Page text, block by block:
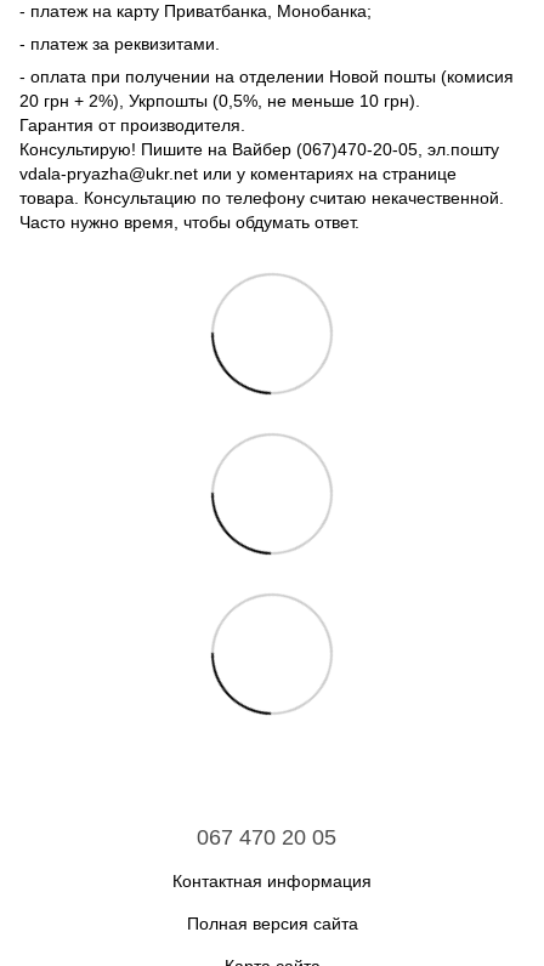
- платеж на карту Приватбанка, Монобанка;
- платеж за реквизитами.
- оплата при получении на отделении Новой пошты (комисия
20 грн + 2%), Укрпошты (0,5%, не меньше 10 грн).
Гарантия от производителя.
Консультирую! Пишите на Вайбер (067)470-20-05, эл.пошту
vdala-pryazha@ukr.net или у коментариях на странице
товара. Консультацию по телефону считаю некачественной.
Часто нужно время, чтобы обдумать ответ.
067 470 20 05
Контактная информация
Полная версия сайта